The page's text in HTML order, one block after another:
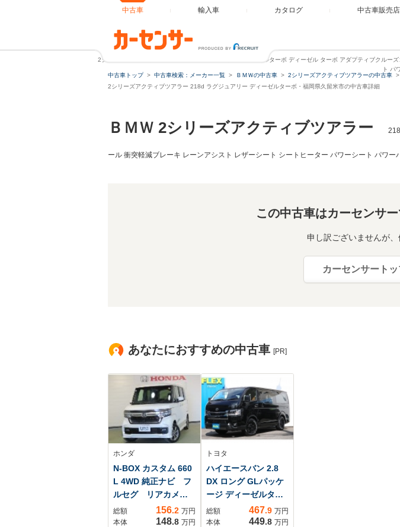
中古車 輸入車 カタログ 中古車販売店
2シリーズアクティブツアラー 218d ラグジュアリー ディーゼルターボ ディーゼル ターボ アダプティブクルー
ト パ
中古車トップ
中古車検索：メーカー一覧 ＢＭＷの中古車 2シリーズアクティブツアラーの中古車
2シリーズアクティブツアラー 218d ラグジュアリー ディーゼルターボ・福岡県久留米市の中古車詳細
ＢＭＷ 2シリーズアクティブツアラー
ール 衝突軽減ブレーキ レーンアシスト レザーシート シートヒーター パワーシート パワ
この中古車はカーセンサ
申し訳ございませんが
カーセンサート
あなたにおすすめの中古車 [PR]
ホンダ
N-BOX カスタム 660
L 4WD 純正ナビ フ
ルセグ リアカメ
ラ ルーフモニタ
ー 純正エンスタ
総額 156.2 万円
本体
148.8 万円
トヨタ
ハイエースバン 2.8
DX ロング GLパッケ
ージ ディーゼルター
ボ 純正ディスプレイ
オーディオビルトイ
総額 467.9 万円
本体
449.8 万円